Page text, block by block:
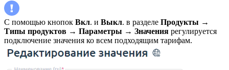
С помощью кнопок Вкл. и Выкл. в разделе Продукты →
Типы продуктов → Параметры → Значения регулируется
подключение значения ко всем подходящим тарифам.